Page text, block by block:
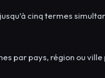
cinq termes
par pays, région ou